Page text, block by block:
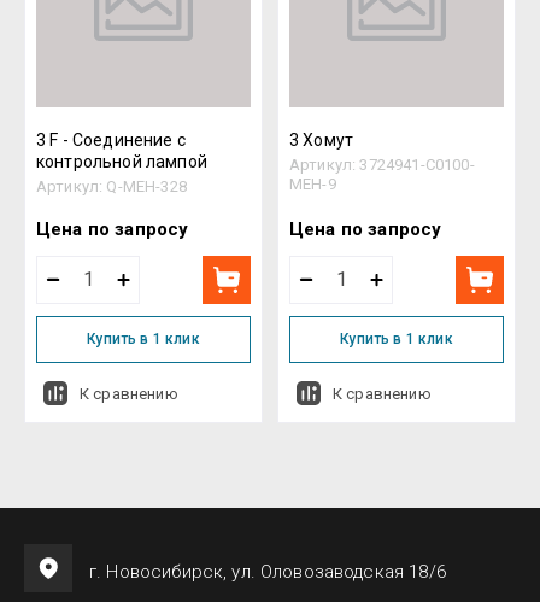
3 F - Соединение с
контрольной лампой
Артикул: Q-MEH-328
Цена по запросу
Купить в 1 клик
К сравнению
3 Хомут
Артикул: 3724941-C0100-
MEH-9
Цена по запросу
Купить в 1 клик
К сравнению
г. Новосибирск, ул. Оловозаводская 18/6